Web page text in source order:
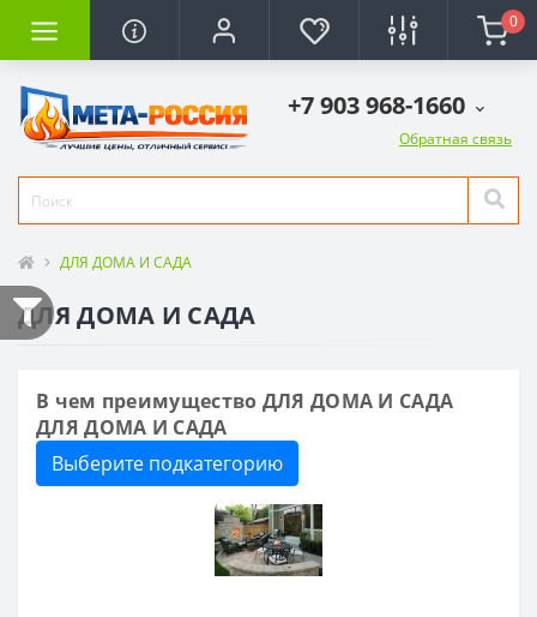
0
+7 903 968-1660
Обратная связь
ДЛЯ ДОМА И САДА
ДЛЯ ДОМА И САДА
В чем преимущество ДЛЯ ДОМА И САДА
ДЛЯ ДОМА И САДА
Выберите подкатегорию